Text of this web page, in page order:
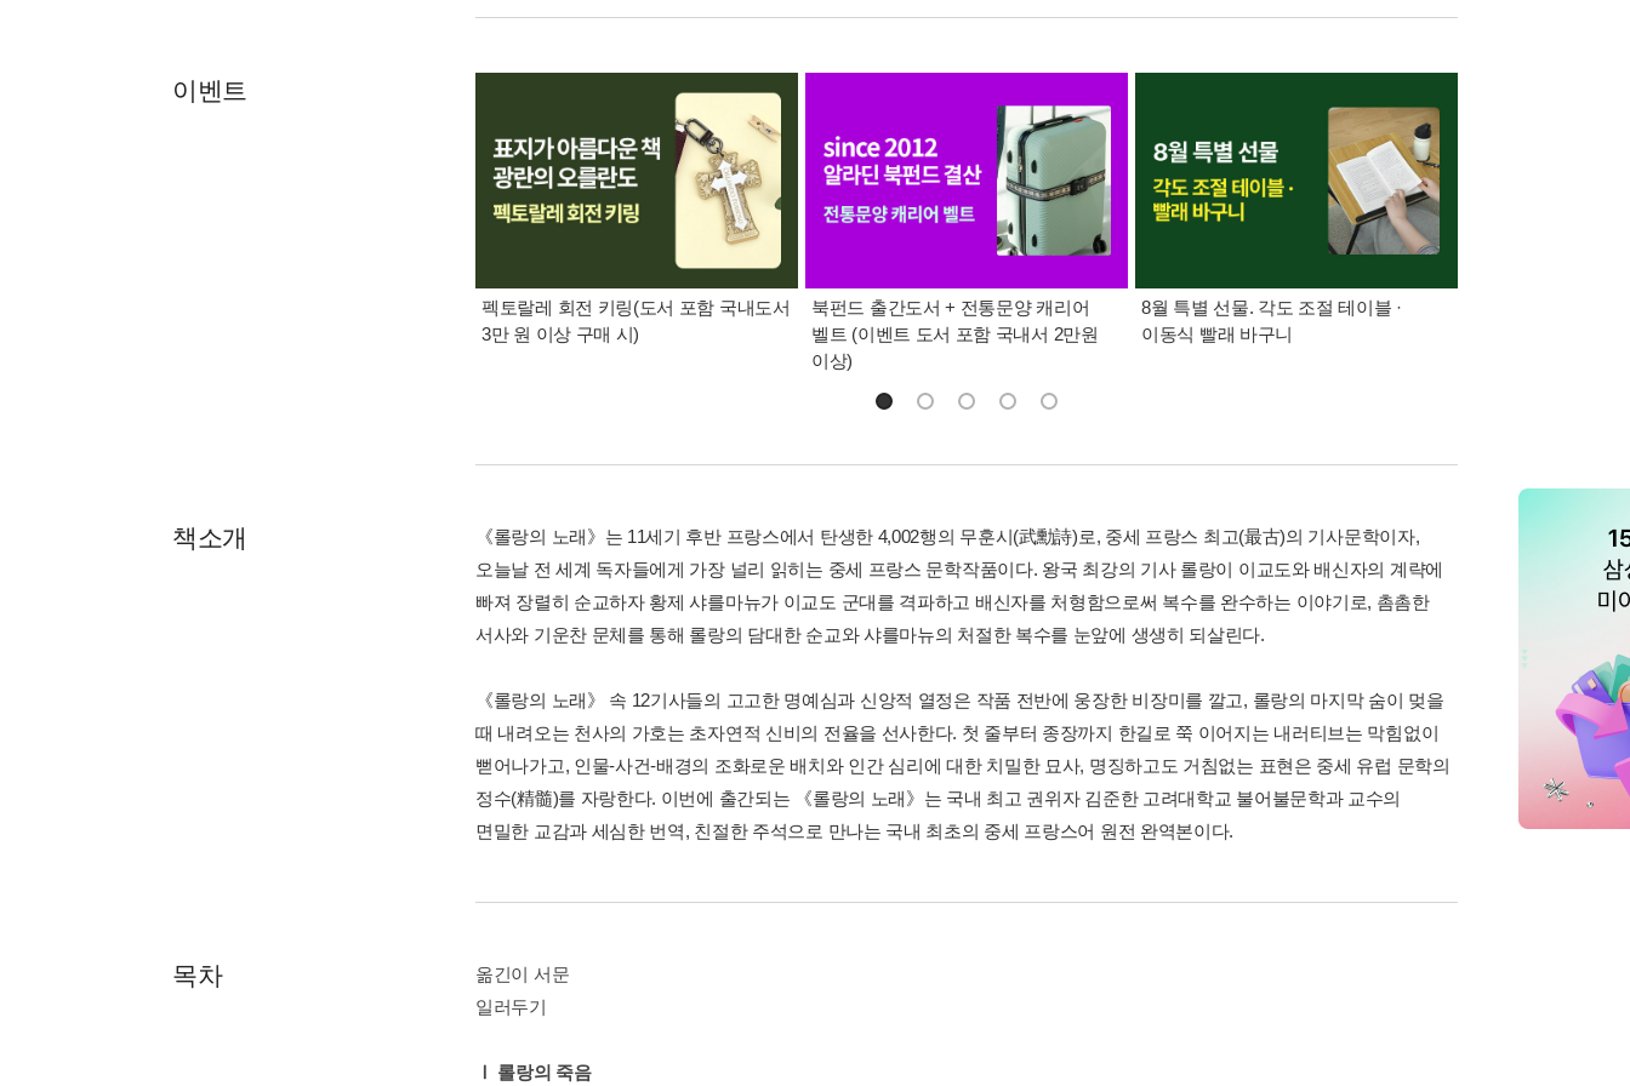
이벤트
펙토랄레 회전 키링(도서 포함 국내도서
3만 원 이상 구매 시)
북펀드 출간도서 + 전통문양 캐리어
벨트 (이벤트 도서 포함 국내서 2만원
이상)
8월 특별 선물. 각도 조절 테이블 ·
이동식 빨래 바구니
책소개
《롤랑의 노래》는 11세기 후반 프랑스에서 탄생한 4,002행의 무훈시(武勳詩)로, 중세 프랑스 최고(最古)의 기사문학이자,
오늘날 전 세계 독자들에게 가장 널리 읽히는 중세 프랑스 문학작품이다. 왕국 최강의 기사 롤랑이 이교도와 배신자의 계략에
빠져 장렬히 순교하자 황제 샤를마뉴가 이교도 군대를 격파하고 배신자를 처형함으로써 복수를 완수하는 이야기로, 촘촘한
서사와 기운찬 문체를 통해 롤랑의 담대한 순교와 샤를마뉴의 처절한 복수를 눈앞에 생생히 되살린다.
《롤랑의 노래》 속 12기사들의 고고한 명예심과 신앙적 열정은 작품 전반에 웅장한 비장미를 깔고, 롤랑의 마지막 숨이 멎을
때 내려오는 천사의 가호는 초자연적 신비의 전율을 선사한다. 첫 줄부터 종장까지 한길로 쭉 이어지는 내러티브는 막힘없이
뻗어나가고, 인물-사건-배경의 조화로운 배치와 인간 심리에 대한 치밀한 묘사, 명징하고도 거침없는 표현은 중세 유럽 문학의
정수(精髓)를 자랑한다. 이번에 출간되는 《롤랑의 노래》는 국내 최고 권위자 김준한 고려대학교 불어불문학과 교수의
면밀한 교감과 세심한 번역, 친절한 주석으로 만나는 국내 최초의 중세 프랑스어 원전 완역본이다.
목차
옮긴이 서문
일러두기
Ⅰ 롤랑의 죽음